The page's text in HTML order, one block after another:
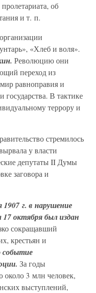
об
и т. п.
«Хлеб и воля».
Революцию они
переход из
равноправия и
государства. В тактике
террору и
стремилось
у власти
депутаты II Думы
заговора и
г. в нарушение
октября был издан
сокращавший
крестьян и
За годы
около 3 млн человек,
выступлений,